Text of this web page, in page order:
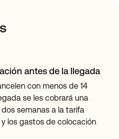
antes de la llegada
con menos de 14
se les cobrará una
semanas a la tarifa
los gastos de colocación